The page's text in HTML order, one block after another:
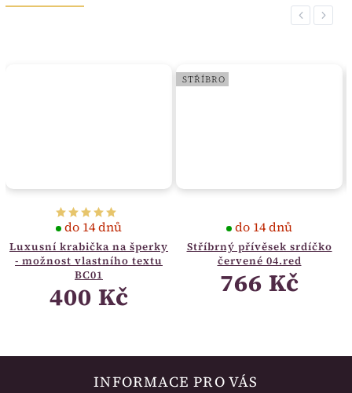
Previous
Luxusní krabička na šperky
- možnost vlastního textu
BC01
do 14 dnů
400 Kč
STŘÍBRO
Stříbrný přívěsek srdíčko
červené 04.red
do 14 dnů
766 Kč
Next
INFORMACE PRO VÁS